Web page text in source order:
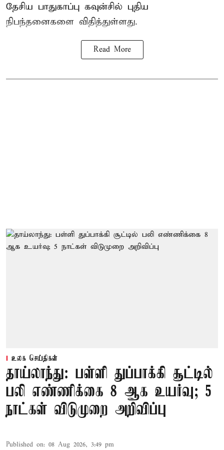
தேசிய பாதுகாப்பு கவுன்சில் புதிய
நிபந்தனைகளை விதித்துள்ளது.
Read More
உலக செய்திகள்
தாய்லாந்து: பள்ளி துப்பாக்கி சூட்டில்
பலி எண்ணிக்கை 8 ஆக உயர்வு; 5
நாட்கள் விடுமுறை அறிவிப்பு
Published on: 08 Aug 2026, 3:49 pm